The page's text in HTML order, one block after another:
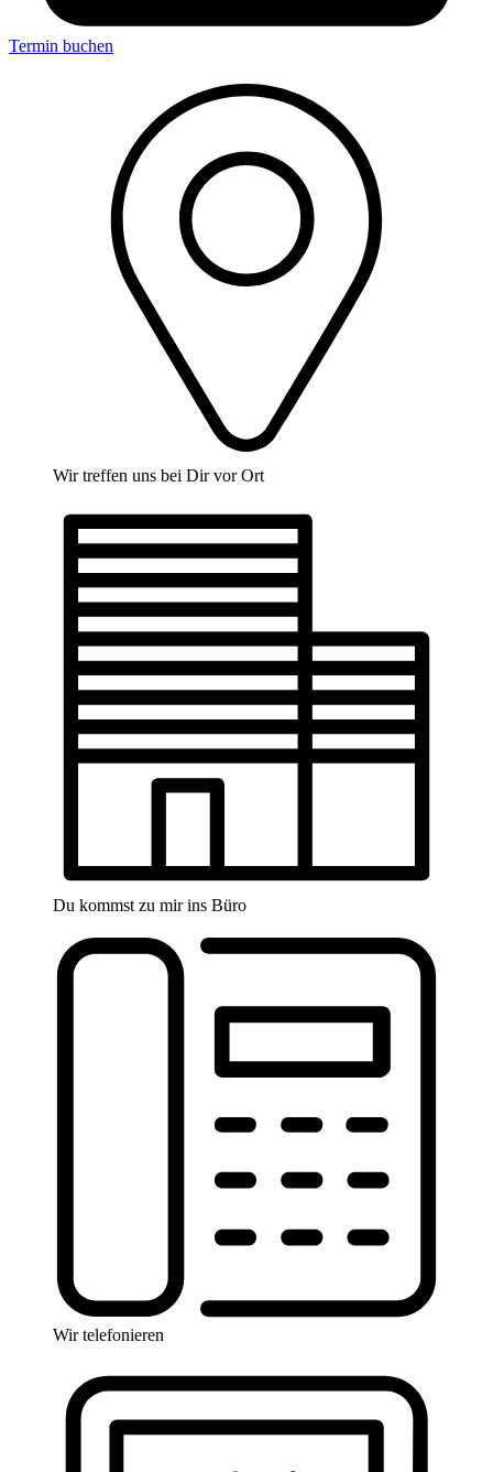
Termin buchen
Wir treffen uns bei Dir vor Ort
Du kommst zu mir ins Büro
Wir telefonieren